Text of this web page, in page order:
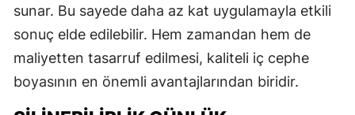
sunar. Bu sayede daha az kat uygulamayla etkili
sonuç elde edilebilir. Hem zamandan hem de
maliyetten tasarruf edilmesi, kaliteli iç cephe
boyasının en önemli avantajlarından biridir.